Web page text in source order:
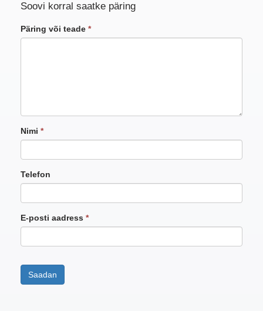
Soovi korral saatke päring
Päring või teade *
Nimi *
Telefon
E-posti aadress *
Saadan